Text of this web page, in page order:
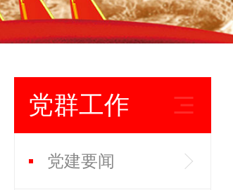
党群工作
党建要闻